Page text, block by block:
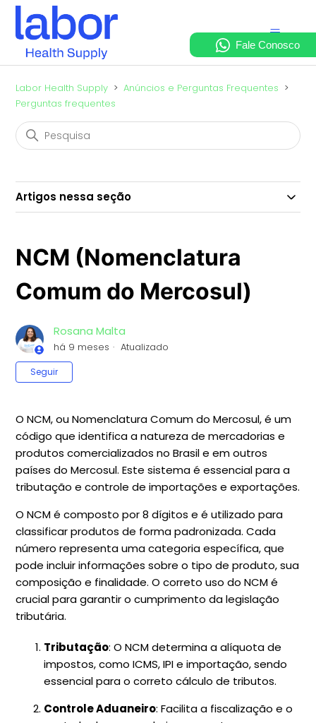
Labor Health Supply
Anúncios e Perguntas Frequentes
Perguntas frequentes
Artigos nessa seção
NCM (Nomenclatura
Comum do Mercosul)
Rosana Malta
há 9 meses Atualizado
Seguir
O NCM, ou Nomenclatura Comum do Mercosul, é um
código que identifica a natureza de mercadorias e
produtos comercializados no Brasil e em outros
países do Mercosul. Este sistema é essencial para a
tributação e controle de importações e exportações.
O NCM é composto por 8 dígitos e é utilizado para
classificar produtos de forma padronizada. Cada
número representa uma categoria específica, que
pode incluir informações sobre o tipo de produto, sua
composição e finalidade. O correto uso do NCM é
crucial para garantir o cumprimento da legislação
tributária.
Tributação: O NCM determina a alíquota de
impostos, como ICMS, IPI e importação, sendo
essencial para o correto cálculo de tributos.
Controle Aduaneiro: Facilita a fiscalização e o